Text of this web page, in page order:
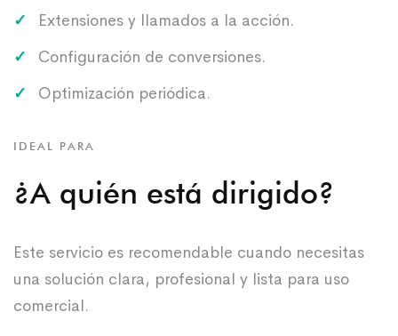
Extensiones y llamados a la acción.
Configuración de conversiones.
Optimización periódica.
IDEAL PARA
¿A quién está dirigido?
Este servicio es recomendable cuando necesitas
una solución clara, profesional y lista para uso
comercial.